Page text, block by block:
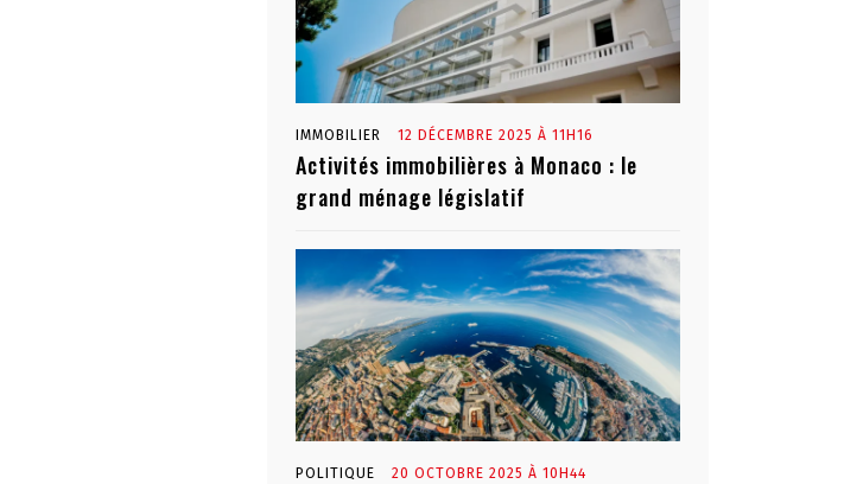
IMMOBILIER 12 DÉCEMBRE 2025 À 11H16
Activités immobilières à Monaco : le
grand ménage législatif
POLITIQUE 20 OCTOBRE 2025 À 10H44